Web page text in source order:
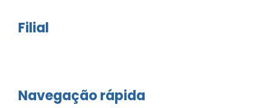
Filial
Navegação rápida